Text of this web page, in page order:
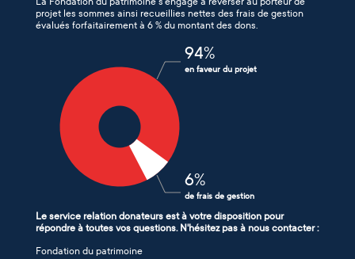
projet les sommes ainsi recueillies nettes des frais de gestion
évalués forfaitairement à 6 % du montant des dons.
94%
en faveur du projet
6%
de frais de gestion
Le service relation donateurs est à votre disposition pour
répondre à toutes vos questions. N'hésitez pas à nous contacter :
Fondation du patrimoine